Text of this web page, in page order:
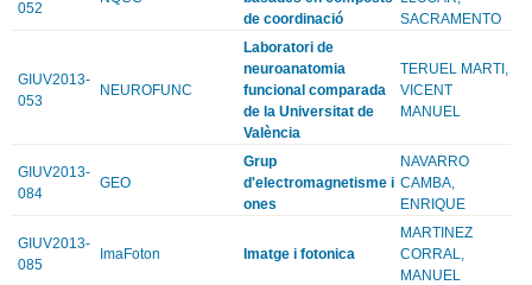
052
de coordinació
SACRAMENTO
GIUV2013-
053
NEUROFUNC
Laboratori de
neuroanatomia
funcional comparada
de la Universitat de
València
TERUEL MARTI,
VICENT
MANUEL
GIUV2013-
084
GEO
Grup
d'electromagnetisme i
ones
NAVARRO
CAMBA,
ENRIQUE
GIUV2013-
085
ImaFoton Imatge i fotonica
MARTINEZ
CORRAL,
MANUEL